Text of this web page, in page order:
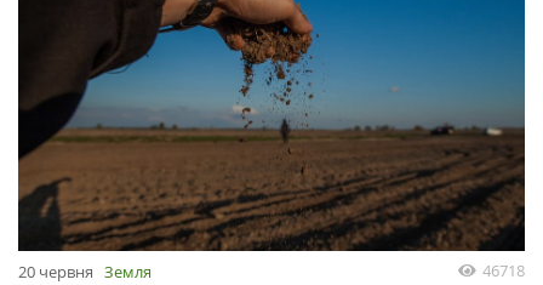
20 червня Земля 46718